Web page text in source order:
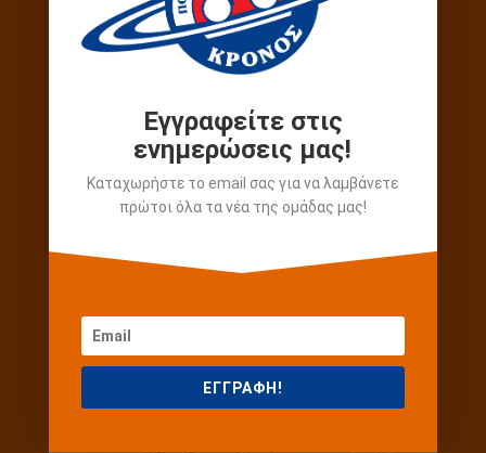
Θέση
Εγγραφείτε στις
ενημερώσεις μας!
Καταχωρήστε το email σας για να λαμβάνετε
πρώτοι όλα τα νέα της ομάδας μας!
ΕΓΓΡΑΦΗ!